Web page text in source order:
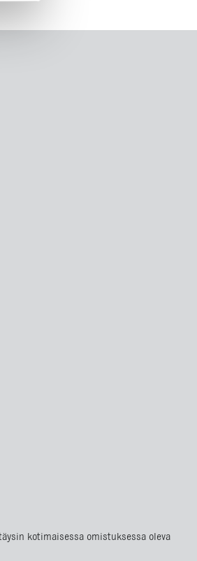
kotimaisessa omistuksessa oleva